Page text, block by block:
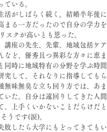
ている。
がしばらく続く。結婚半年後
まる一方だったので自分の学力
スクが高いとも思った。
座の先生、先輩、地域包括ケ
など、優秀且つ異彩な方々に恵
時に地域特有の分野を学ぶ時
究して、それなりに指導しても
無味無臭な立ち回り方では、あ
いた。自分は遠回りしてきた人
、上手くいかないことだらけだ
うです(涙)。
したら大学にもどってきても